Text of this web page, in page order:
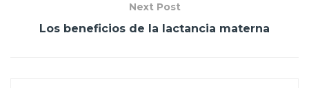
Next Post
Los beneficios de la lactancia materna